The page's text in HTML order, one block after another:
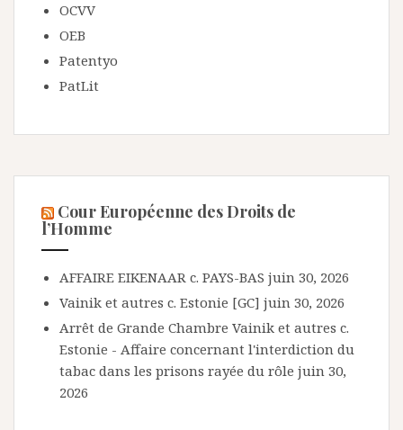
OCVV
OEB
Patentyo
PatLit
Cour Européenne des Droits de
l’Homme
AFFAIRE EIKENAAR c. PAYS-BAS juin 30, 2026
Vainik et autres c. Estonie [GC] juin 30, 2026
Arrêt de Grande Chambre Vainik et autres c.
Estonie - Affaire concernant l'interdiction du
tabac dans les prisons rayée du rôle juin 30,
2026